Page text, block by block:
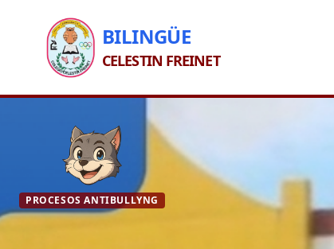
BILINGÜE
CELESTIN FREINET
PROCESOS ANTIBULLYNG